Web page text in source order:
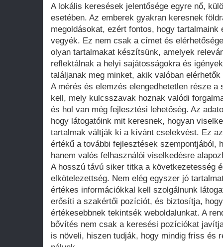
A lokális keresések jelentősége egyre nő,
esetében. Az emberek gyakran keresnek
megoldásokat, ezért fontos, hogy
vegyék. Ez nem csak a címet és
olyan tartalmakat készítsünk, amelyek
reflektálnak a helyi sajátosságokra és
találjanak meg minket, akik valóban
A mérés és elemzés elengedhetetlen része
kell, mely kulcsszavak hoznak valódi
és hol van még fejlesztési lehetőség. Az
hogy látogatóink mit keresnek, hogyan
tartalmak váltják ki a kívánt cselekvést. Ez
értékű a további fejlesztések szempontjából,
hanem valós felhasználói viselkedésre
A hosszú távú siker titka a következetesség
elkötelezettség. Nem elég egyszer jó
értékes információkkal kell szolgálnunk
erősíti a szakértői pozíciót, és biztosítja,
értékesebbnek tekintsék weboldalunkat. A
bővítés nem csak a keresési pozíciókat
is növeli, hiszen tudják, hogy mindig friss és